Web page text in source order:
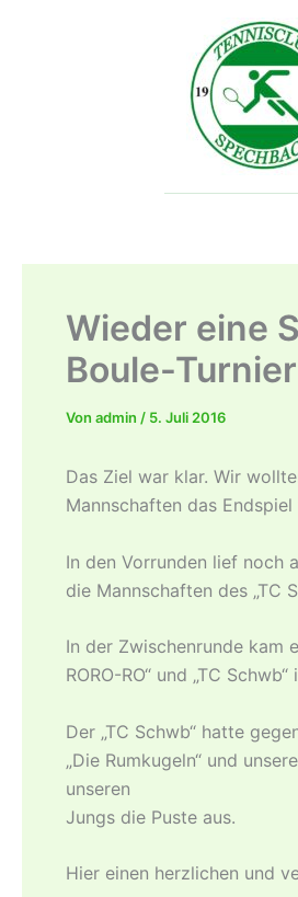
Wieder eine
Boule-­
Von admin / 5. Juli 2016
Das Ziel war klar. Wir
Mannschaften das Endspiel
In den Vorrunden lief noch
die Mannschaften des „TC
In der Zwischenrunde kam
RO­RO-RO­“ und „TC
Der „TC Schwb“ hatte
„Die Rumkugeln“ und
unseren
Jungs die Puste aus.
Hier einen herzlichen und